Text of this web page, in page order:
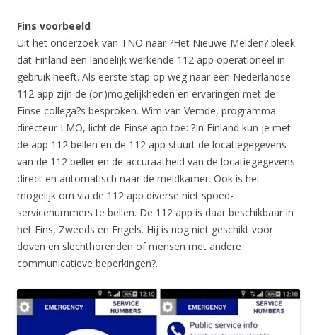
Fins voorbeeld
Uit het onderzoek van TNO naar ?Het Nieuwe Melden? bleek
dat Finland een landelijk werkende 112 app operationeel in
gebruik heeft. Als eerste stap op weg naar een Nederlandse
112 app zijn de (on)mogelijkheden en ervaringen met de
Finse collega?s besproken. Wim van Vemde, programma-
directeur LMO, licht de Finse app toe: ?In Finland kun je met
de app 112 bellen en de 112 app stuurt de locatiegegevens
van de 112 beller en de accuraatheid van de locatiegegevens
direct en automatisch naar de meldkamer. Ook is het
mogelijk om via de 112 app diverse niet spoed-
servicenummers te bellen. De 112 app is daar beschikbaar in
het Fins, Zweeds en Engels. Hij is nog niet geschikt voor
doven en slechthorenden of mensen met andere
communicatieve beperkingen?.